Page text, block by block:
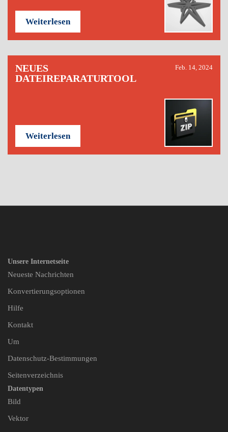
Weiterlesen
NEUES
DATEIREPARATURTOOL
Feb. 14, 2024
Weiterlesen
Unsere Internetseite
Neueste Nachrichten
Konvertierungsoptionen
Hilfe
Kontakt
Um
Datenschutz-Bestimmungen
Seitenverzeichnis
Datentypen
Bild
Vektor